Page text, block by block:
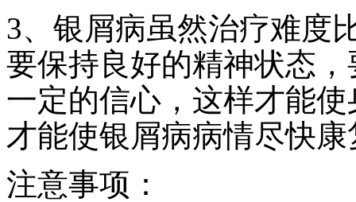
3、银屑病虽然治疗难度
要保持良好的精神状态
一定的信心，这样才能
才能使银屑病病情尽快康
注意事项：